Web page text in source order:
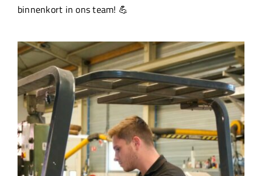
binnenkort in ons team! 💪